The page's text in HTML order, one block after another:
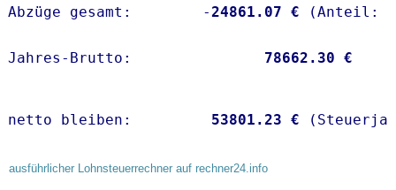
Abzüge gesamt:        -24861.07 €
Jahres-Brutto: 78662.30 €
netto bleiben: 53801.23 €
ausführlicher Lohnsteuerrechner auf rechner24.info